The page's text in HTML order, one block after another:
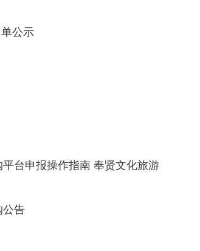
公示
台申报操作指南 奉贤文化旅游
公告